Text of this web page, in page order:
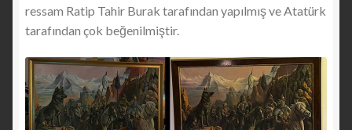
ressam Ratip Tahir Burak tarafından yapılmış ve Atatürk
tarafından çok beğenilmiştir.